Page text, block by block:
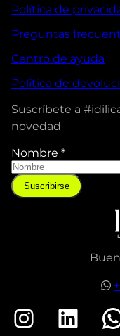
Política de
Preguntas
Centro de ayuda
Política de
Suscríbete a
novedad
Nombre *
e
l
e
N
o
Suscribirse
Instagram LinkedIn WhatsApp